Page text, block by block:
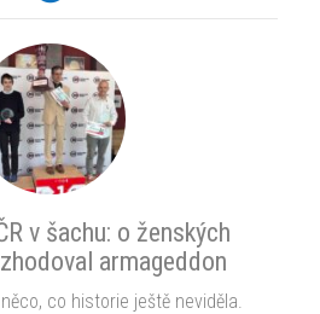
v šachu: o ženských
armageddon
co historie ještě neviděla.